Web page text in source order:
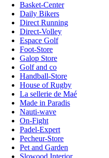
Basket-Center
Daily Bikers
Direct Running
Direct-Volley
Espace Golf
Foot-Store
Galop Store
Golf and co
Handball-Store
House of Rugby
La sellerie de Maé
Made in Paradis
Nauti-wave
On-Fight
Padel-Expert
Pecheur-Store
Pet and Garden